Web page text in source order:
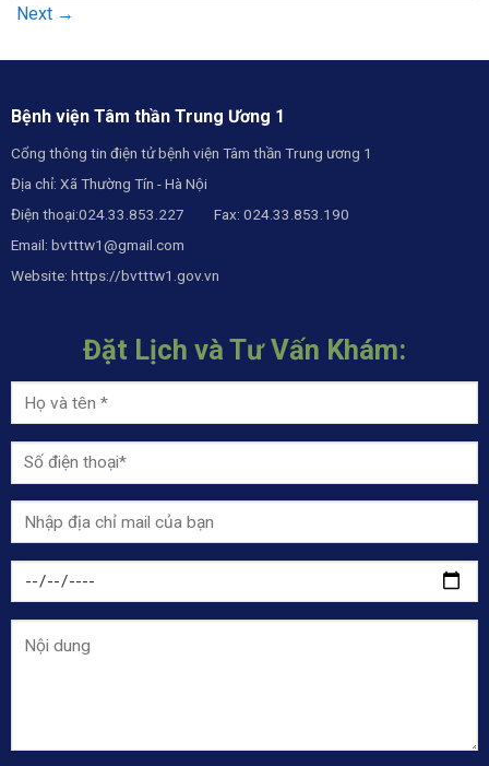
Next →
Bệnh viện Tâm thần Trung Ương 1
Cổng thông tin điện tử bệnh viện Tâm thần Trung ương 1
Địa chỉ: Xã Thường Tín - Hà Nội
Điện thoại:024.33.853.227 Fax: 024.33.853.190
Email: bvtttw1@gmail.com
Website: https://bvtttw1.gov.vn
Đặt Lịch và Tư Vấn Khám: